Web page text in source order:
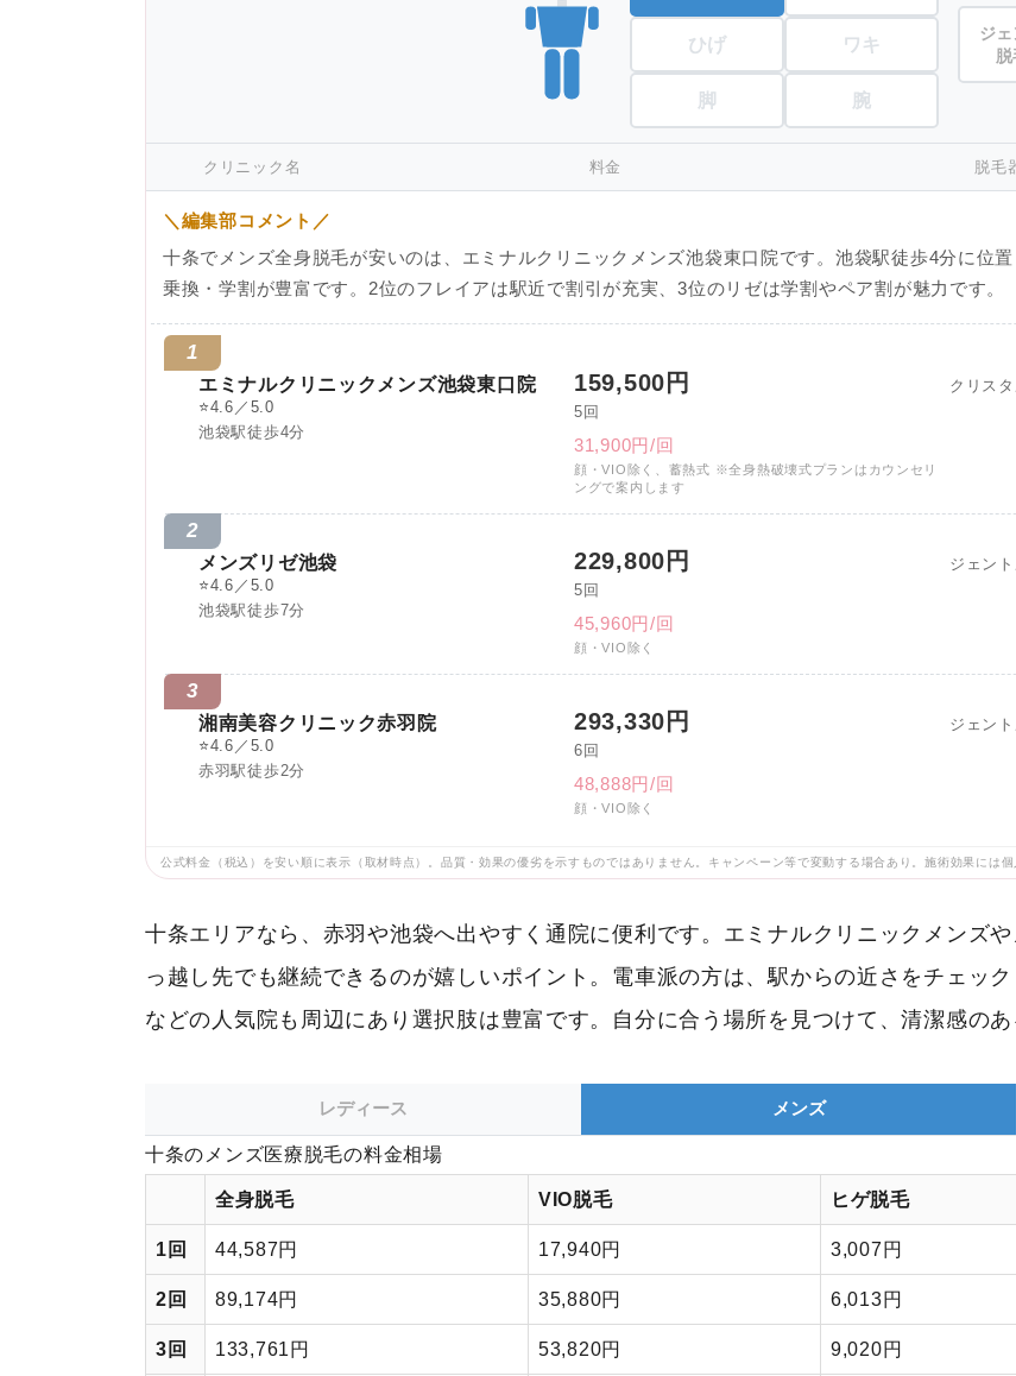
ひげ ワキ
脚 腕
ジ
クリニック名 料金 脱毛
＼編集部コメント／
十条でメンズ全身脱毛が安いのは、エミナルクリニックメンズ池袋東口院です。池袋駅徒歩4分に位
乗換・学割が豊富です。2位のフレイアは駅近で割引が充実、3位のリゼは学割やペア割が魅力です。
1
エミナルクリニックメンズ池袋東口院
⭐4.6／5.0
池袋駅徒歩4分
159,500円
5回
31,900円/回
顔・VIO除く、蓄熱式 ※全身熱破壊式プランはカウンセリ
ングで案内します
クリス
2
メンズリゼ池袋
⭐4.6／5.0
池袋駅徒歩7分
229,800円
5回
45,960円/回
顔・VIO除く
ジェン
3
湘南美容クリニック赤羽院
⭐4.6／5.0
赤羽駅徒歩2分
293,330円
6回
48,888円/回
顔・VIO除く
ジェン
公式料金（税込）を安い順に表示（取材時点）。品質・効果の優劣を示すものではありません。キャンペーン等で変動する場合あり。施術効果には個
十条エリアなら、赤羽や池袋へ出やすく通院に便利です。エミナルクリニックメンズ
っ越し先でも継続できるのが嬉しいポイント。電車派の方は、駅からの近さをチェッ
などの人気院も周辺にあり選択肢は豊富です。自分に合う場所を見つけて、清潔感のあ
レディース メンズ
十条のメンズ医療脱毛の料金相場
全身脱毛 VIO脱毛 ヒゲ脱毛
1回 44,587円 17,940円 3,007円
2回 89,174円 35,880円 6,013円
3回 133,761円 53,820円 9,020円